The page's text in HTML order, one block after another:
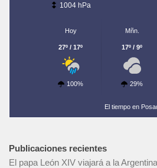
1004 hPa
Hoy
27º / 17º
100%
Mñn.
17º / 9º
29%
El tiempo en
Publicaciones recientes
El papa León XIV viajará a la